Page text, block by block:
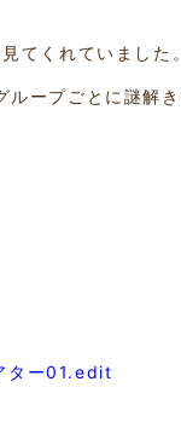
てくれていました。
ループごとに謎解